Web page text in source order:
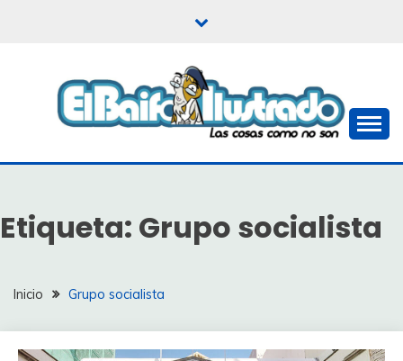
EL BAIFO ILUSTRADO
Etiqueta: Grupo socialista
Inicio Grupo socialista